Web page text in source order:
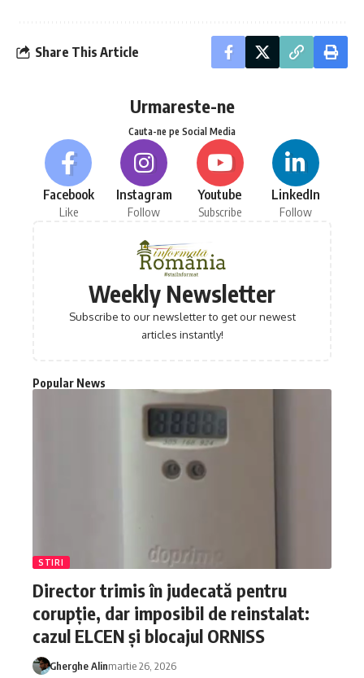
Share This Article
Urmareste-ne
Cauta-ne pe Social Media
Facebook
Like
Instagram
Follow
Youtube
Subscribe
LinkedIn
Follow
Weekly Newsletter
Subscribe to our newsletter to get our newest
articles instantly!
Popular News
STIRI
Director trimis în judecată pentru
corupție, dar imposibil de reinstalat:
cazul ELCEN și blocajul ORNISS
Gherghe Alinmartie 26, 2026